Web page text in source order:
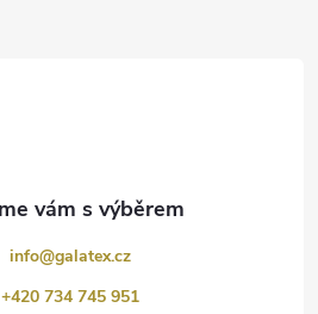
info@galatex.cz
+420 734 745 951